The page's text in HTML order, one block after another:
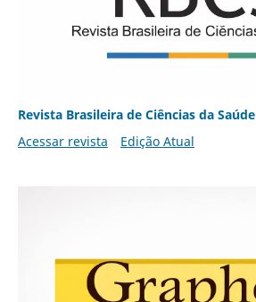
Revista Brasileira de Ciências da Saúde
Acessar revista
Edição Atual